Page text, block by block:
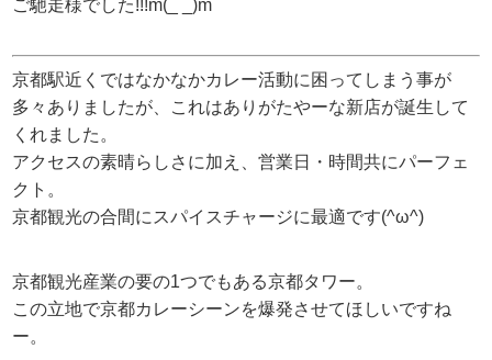
ご馳走様でした!!!m(_ _)m
京都駅近くではなかなかカレー活動に困ってしまう事が
多々ありましたが、これはありがたやーな新店が誕生して
くれました。
アクセスの素晴らしさに加え、営業日・時間共にパーフェ
クト。
京都観光の合間にスパイスチャージに最適です(^ω^)
京都観光産業の要の1つでもある京都タワー。
この立地で京都カレーシーンを爆発させてほしいですね
ー。